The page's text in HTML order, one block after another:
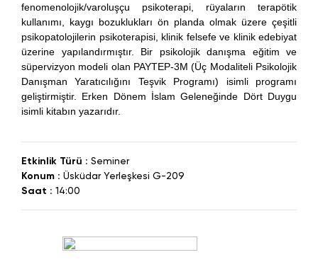
fenomenolojik/varoluşçu psikoterapi, rüyaların terapötik
kullanımı, kaygı bozuklukları ön planda olmak üzere çeşitli
psikopatolojilerin psikoterapisi, klinik felsefe ve klinik edebiyat
üzerine yapılandırmıştır. Bir psikolojik danışma eğitim ve
süpervizyon modeli olan PAYTEP-3M (Üç Modaliteli Psikolojik
Danışman Yaratıcılığını Teşvik Programı) isimli programı
geliştirmiştir. Erken Dönem İslam Geleneğinde Dört Duygu
isimli kitabın yazarıdır.
Etkinlik Türü : Seminer
Konum : Üsküdar Yerleşkesi G-209
Saat : 14:00